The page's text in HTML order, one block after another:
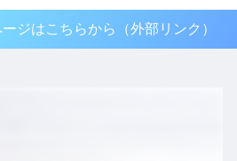
ジはこちらから（外部リンク）